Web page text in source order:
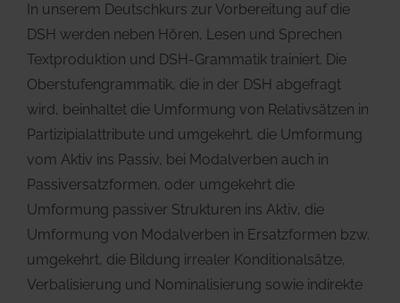
In unserem Deutschkurs zur Vorbereitung auf die
DSH werden neben Hören, Lesen und Sprechen
Textproduktion und DSH-Grammatik trainiert. Die
Oberstufengrammatik, die in der DSH abgefragt
wird, beinhaltet die Umformung von Relativsätzen in
Partizipialattribute und umgekehrt, die Umformung
vom Aktiv ins Passiv, bei Modalverben auch in
Passiversatzformen, oder umgekehrt die
Umformung passiver Strukturen ins Aktiv, die
Umformung von Modalverben in Ersatzformen bzw.
umgekehrt, die Bildung irrealer Konditionalsätze,
Verbalisierung und Nominalisierung sowie indirekte